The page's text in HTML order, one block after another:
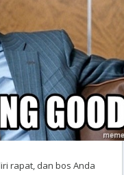
rapat, dan bos Anda